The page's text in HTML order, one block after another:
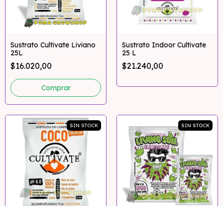
Sustrato Cultivate Liviano
25L
$16.020,00
Sustrato Indoor Cultivate
25 L
$21.240,00
SIN STOCK SIN STOCK